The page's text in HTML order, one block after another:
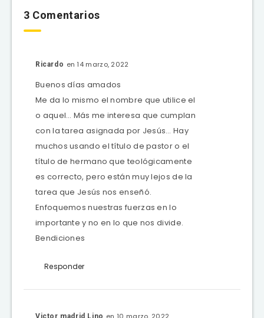
3 Comentarios
Ricardo en 14 marzo, 2022
Buenos días amados
Me da lo mismo el nombre que utilice el
o aquel… Más me interesa que cumplan
con la tarea asignada por Jesús… Hay
muchos usando el título de pastor o el
título de hermano que teológicamente
es correcto, pero están muy lejos de la
tarea que Jesús nos enseñó.
Enfoquemos nuestras fuerzas en lo
importante y no en lo que nos divide.
Bendiciones
Responder
Victor madrid Lino en 10 marzo, 2022